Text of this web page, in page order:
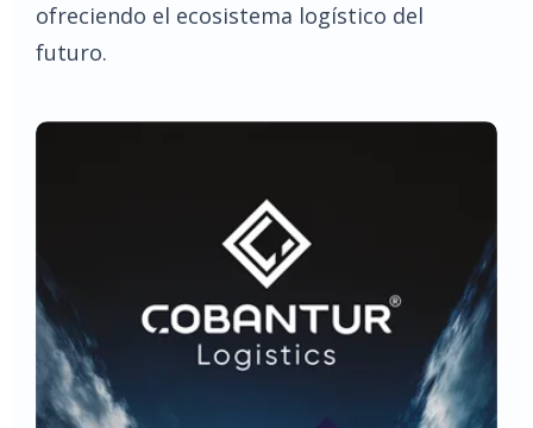
ofreciendo el ecosistema logístico del
futuro.